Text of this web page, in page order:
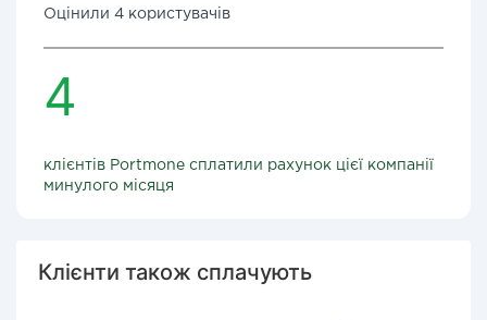
Оцінили 4 користувачів
4
клієнтів Portmone сплатили рахунок цієї компанії
минулого місяця
Клієнти також сплачують